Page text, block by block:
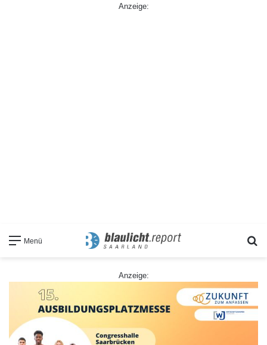
Anzeige:
Menü
Anzeige: